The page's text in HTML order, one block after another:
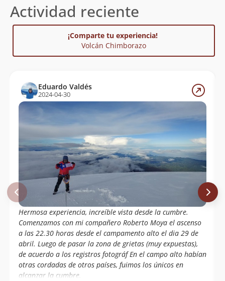
Actividad reciente
¡Comparte tu experiencia!
Volcán Chimborazo
Eduardo Valdés
2024-04-30
Hermosa experiencia, increíble vista desde la cumbre.
Comenzamos con mi compañero Roberto Moya el ascenso
a las 22.30 horas desde el campamento alto el dia 29 de
abril. Luego de pasar la zona de grietas (muy expuestas),
de acuerdo a los registros fotográf En el campo alto habían
otras cordadas de otros países, fuimos los únicos en
alcanzar la cumbre.